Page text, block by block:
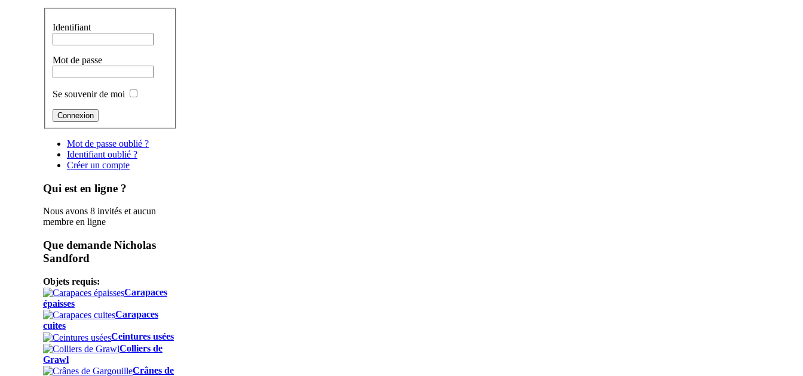
Identifiant
Mot de passe
Se souvenir de moi
Mot de passe oublié ?
Identifiant oublié ?
Créer un compte
Qui est en ligne ?
Nous avons 8 invités et aucun
membre en ligne
Que demande Nicholas
Sandford
Objets requis:
Carapaces
épaisses
Carapaces
cuites
Ceintures usées
Colliers de
Grawl
Crânes de